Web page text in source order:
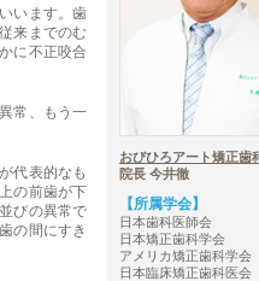
います。歯
来までのむ
に不正咬合
常、もう一
代表的なも
の前歯が下
びの異常で
の間にすき
おびひろアート矯正歯
院長 今井徹
【所属学会】
日本歯科医師会
日本矯正歯科学会
アメリカ矯正歯科学会
日本臨床矯正歯科医会